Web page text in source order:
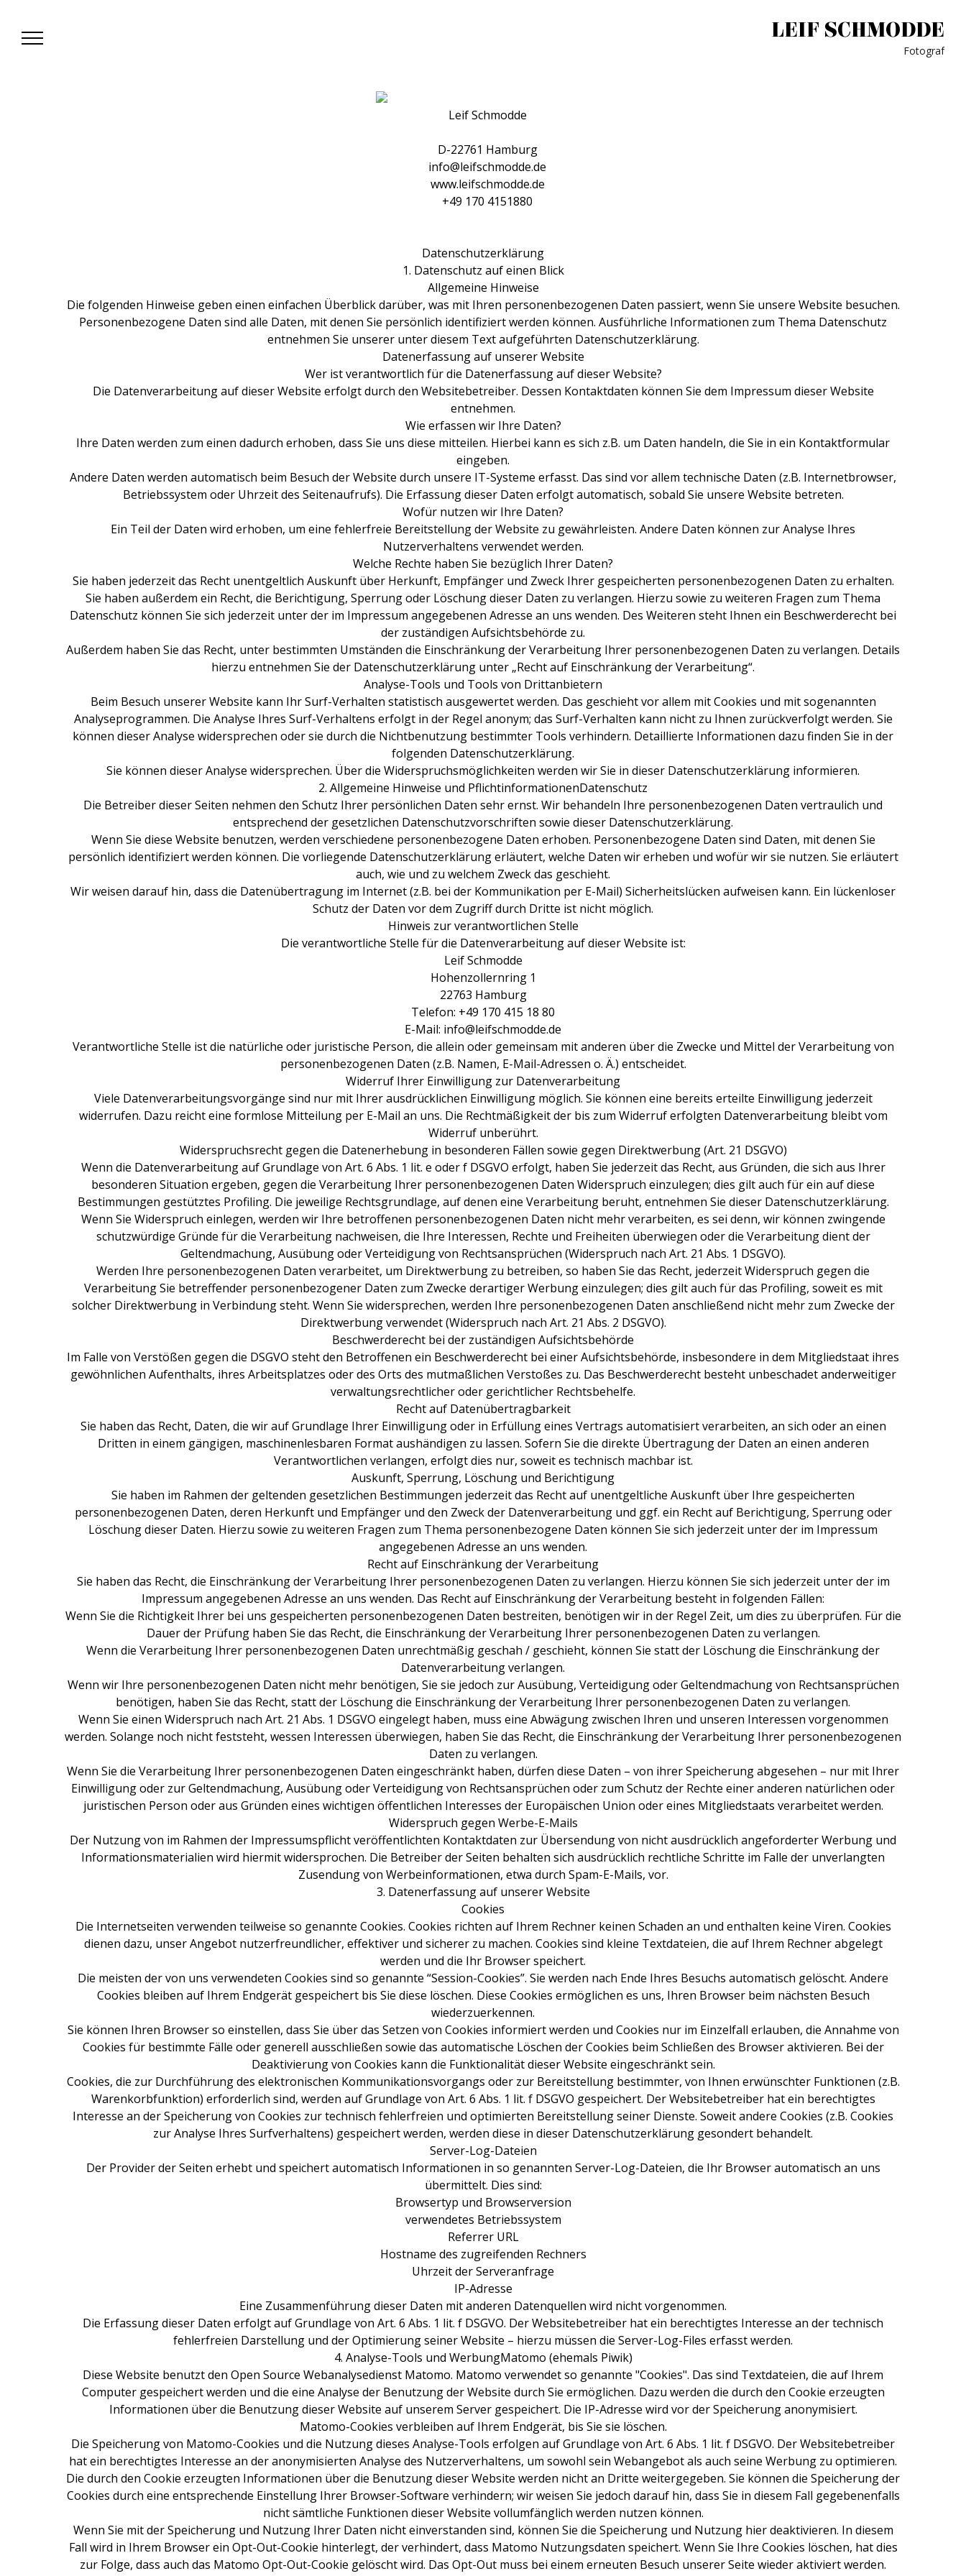
LEIF SCHMODDE
Fotograf
Leif Schmodde
D-22761 Hamburg
info@leifschmodde.de
www.leifschmodde.de
+49 170 4151880
Datenschutzerklärung
1. Datenschutz auf einen Blick
Allgemeine Hinweise
Die folgenden Hinweise geben einen einfachen Überblick darüber, was mit Ihren personenbezogenen Daten passiert, wenn Sie unsere Website besuchen.
Personenbezogene Daten sind alle Daten, mit denen Sie persönlich identifiziert werden können. Ausführliche Informationen zum Thema Datenschutz
entnehmen Sie unserer unter diesem Text aufgeführten Datenschutzerklärung.
Datenerfassung auf unserer Website
Wer ist verantwortlich für die Datenerfassung auf dieser Website?
Die Datenverarbeitung auf dieser Website erfolgt durch den Websitebetreiber. Dessen Kontaktdaten können Sie dem Impressum dieser Website
entnehmen.
Wie erfassen wir Ihre Daten?
Ihre Daten werden zum einen dadurch erhoben, dass Sie uns diese mitteilen. Hierbei kann es sich z.B. um Daten handeln, die Sie in ein Kontaktformular
eingeben.
Andere Daten werden automatisch beim Besuch der Website durch unsere IT-Systeme erfasst. Das sind vor allem technische Daten (z.B. Internetbrowser,
Betriebssystem oder Uhrzeit des Seitenaufrufs). Die Erfassung dieser Daten erfolgt automatisch, sobald Sie unsere Website betreten.
Wofür nutzen wir Ihre Daten?
Ein Teil der Daten wird erhoben, um eine fehlerfreie Bereitstellung der Website zu gewährleisten. Andere Daten können zur Analyse Ihres
Nutzerverhaltens verwendet werden.
Welche Rechte haben Sie bezüglich Ihrer Daten?
Sie haben jederzeit das Recht unentgeltlich Auskunft über Herkunft, Empfänger und Zweck Ihrer gespeicherten personenbezogenen Daten zu erhalten.
Sie haben außerdem ein Recht, die Berichtigung, Sperrung oder Löschung dieser Daten zu verlangen. Hierzu sowie zu weiteren Fragen zum Thema
Datenschutz können Sie sich jederzeit unter der im Impressum angegebenen Adresse an uns wenden. Des Weiteren steht Ihnen ein Beschwerderecht bei
der zuständigen Aufsichtsbehörde zu.
Außerdem haben Sie das Recht, unter bestimmten Umständen die Einschränkung der Verarbeitung Ihrer personenbezogenen Daten zu verlangen. Details
hierzu entnehmen Sie der Datenschutzerklärung unter „Recht auf Einschränkung der Verarbeitung“.
Analyse-Tools und Tools von Drittanbietern
Beim Besuch unserer Website kann Ihr Surf-Verhalten statistisch ausgewertet werden. Das geschieht vor allem mit Cookies und mit sogenannten
Analyseprogrammen. Die Analyse Ihres Surf-Verhaltens erfolgt in der Regel anonym; das Surf-Verhalten kann nicht zu Ihnen zurückverfolgt werden. Sie
können dieser Analyse widersprechen oder sie durch die Nichtbenutzung bestimmter Tools verhindern. Detaillierte Informationen dazu finden Sie in der
folgenden Datenschutzerklärung.
Sie können dieser Analyse widersprechen. Über die Widerspruchsmöglichkeiten werden wir Sie in dieser Datenschutzerklärung informieren.
2. Allgemeine Hinweise und PflichtinformationenDatenschutz
Die Betreiber dieser Seiten nehmen den Schutz Ihrer persönlichen Daten sehr ernst. Wir behandeln Ihre personenbezogenen Daten vertraulich und
entsprechend der gesetzlichen Datenschutzvorschriften sowie dieser Datenschutzerklärung.
Wenn Sie diese Website benutzen, werden verschiedene personenbezogene Daten erhoben. Personenbezogene Daten sind Daten, mit denen Sie
persönlich identifiziert werden können. Die vorliegende Datenschutzerklärung erläutert, welche Daten wir erheben und wofür wir sie nutzen. Sie erläutert
auch, wie und zu welchem Zweck das geschieht.
Wir weisen darauf hin, dass die Datenübertragung im Internet (z.B. bei der Kommunikation per E-Mail) Sicherheitslücken aufweisen kann. Ein lückenloser
Schutz der Daten vor dem Zugriff durch Dritte ist nicht möglich.
Hinweis zur verantwortlichen Stelle
Die verantwortliche Stelle für die Datenverarbeitung auf dieser Website ist:
Leif Schmodde
Hohenzollernring 1
22763 Hamburg
Telefon: +49 170 415 18 80
E-Mail: info@leifschmodde.de
Verantwortliche Stelle ist die natürliche oder juristische Person, die allein oder gemeinsam mit anderen über die Zwecke und Mittel der Verarbeitung von
personenbezogenen Daten (z.B. Namen, E-Mail-Adressen o. Ä.) entscheidet.
Widerruf Ihrer Einwilligung zur Datenverarbeitung
Viele Datenverarbeitungsvorgänge sind nur mit Ihrer ausdrücklichen Einwilligung möglich. Sie können eine bereits erteilte Einwilligung jederzeit
widerrufen. Dazu reicht eine formlose Mitteilung per E-Mail an uns. Die Rechtmäßigkeit der bis zum Widerruf erfolgten Datenverarbeitung bleibt vom
Widerruf unberührt.
Widerspruchsrecht gegen die Datenerhebung in besonderen Fällen sowie gegen Direktwerbung (Art. 21 DSGVO)
Wenn die Datenverarbeitung auf Grundlage von Art. 6 Abs. 1 lit. e oder f DSGVO erfolgt, haben Sie jederzeit das Recht, aus Gründen, die sich aus Ihrer
besonderen Situation ergeben, gegen die Verarbeitung Ihrer personenbezogenen Daten Widerspruch einzulegen; dies gilt auch für ein auf diese
Bestimmungen gestütztes Profiling. Die jeweilige Rechtsgrundlage, auf denen eine Verarbeitung beruht, entnehmen Sie dieser Datenschutzerklärung.
Wenn Sie Widerspruch einlegen, werden wir Ihre betroffenen personenbezogenen Daten nicht mehr verarbeiten, es sei denn, wir können zwingende
schutzwürdige Gründe für die Verarbeitung nachweisen, die Ihre Interessen, Rechte und Freiheiten überwiegen oder die Verarbeitung dient der
Geltendmachung, Ausübung oder Verteidigung von Rechtsansprüchen (Widerspruch nach Art. 21 Abs. 1 DSGVO).
Werden Ihre personenbezogenen Daten verarbeitet, um Direktwerbung zu betreiben, so haben Sie das Recht, jederzeit Widerspruch gegen die
Verarbeitung Sie betreffender personenbezogener Daten zum Zwecke derartiger Werbung einzulegen; dies gilt auch für das Profiling, soweit es mit
solcher Direktwerbung in Verbindung steht. Wenn Sie widersprechen, werden Ihre personenbezogenen Daten anschließend nicht mehr zum Zwecke der
Direktwerbung verwendet (Widerspruch nach Art. 21 Abs. 2 DSGVO).
Beschwerderecht bei der zuständigen Aufsichtsbehörde
Im Falle von Verstößen gegen die DSGVO steht den Betroffenen ein Beschwerderecht bei einer Aufsichtsbehörde, insbesondere in dem Mitgliedstaat ihres
gewöhnlichen Aufenthalts, ihres Arbeitsplatzes oder des Orts des mutmaßlichen Verstoßes zu. Das Beschwerderecht besteht unbeschadet anderweitiger
verwaltungsrechtlicher oder gerichtlicher Rechtsbehelfe.
Recht auf Datenübertragbarkeit
Sie haben das Recht, Daten, die wir auf Grundlage Ihrer Einwilligung oder in Erfüllung eines Vertrags automatisiert verarbeiten, an sich oder an einen
Dritten in einem gängigen, maschinenlesbaren Format aushändigen zu lassen. Sofern Sie die direkte Übertragung der Daten an einen anderen
Verantwortlichen verlangen, erfolgt dies nur, soweit es technisch machbar ist.
Auskunft, Sperrung, Löschung und Berichtigung
Sie haben im Rahmen der geltenden gesetzlichen Bestimmungen jederzeit das Recht auf unentgeltliche Auskunft über Ihre gespeicherten
personenbezogenen Daten, deren Herkunft und Empfänger und den Zweck der Datenverarbeitung und ggf. ein Recht auf Berichtigung, Sperrung oder
Löschung dieser Daten. Hierzu sowie zu weiteren Fragen zum Thema personenbezogene Daten können Sie sich jederzeit unter der im Impressum
angegebenen Adresse an uns wenden.
Recht auf Einschränkung der Verarbeitung
Sie haben das Recht, die Einschränkung der Verarbeitung Ihrer personenbezogenen Daten zu verlangen. Hierzu können Sie sich jederzeit unter der im
Impressum angegebenen Adresse an uns wenden. Das Recht auf Einschränkung der Verarbeitung besteht in folgenden Fällen:
Wenn Sie die Richtigkeit Ihrer bei uns gespeicherten personenbezogenen Daten bestreiten, benötigen wir in der Regel Zeit, um dies zu überprüfen. Für die
Dauer der Prüfung haben Sie das Recht, die Einschränkung der Verarbeitung Ihrer personenbezogenen Daten zu verlangen.
Wenn die Verarbeitung Ihrer personenbezogenen Daten unrechtmäßig geschah / geschieht, können Sie statt der Löschung die Einschränkung der
Datenverarbeitung verlangen.
Wenn wir Ihre personenbezogenen Daten nicht mehr benötigen, Sie sie jedoch zur Ausübung, Verteidigung oder Geltendmachung von Rechtsansprüchen
benötigen, haben Sie das Recht, statt der Löschung die Einschränkung der Verarbeitung Ihrer personenbezogenen Daten zu verlangen.
Wenn Sie einen Widerspruch nach Art. 21 Abs. 1 DSGVO eingelegt haben, muss eine Abwägung zwischen Ihren und unseren Interessen vorgenommen
werden. Solange noch nicht feststeht, wessen Interessen überwiegen, haben Sie das Recht, die Einschränkung der Verarbeitung Ihrer personenbezogenen
Daten zu verlangen.
Wenn Sie die Verarbeitung Ihrer personenbezogenen Daten eingeschränkt haben, dürfen diese Daten – von ihrer Speicherung abgesehen – nur mit Ihrer
Einwilligung oder zur Geltendmachung, Ausübung oder Verteidigung von Rechtsansprüchen oder zum Schutz der Rechte einer anderen natürlichen oder
juristischen Person oder aus Gründen eines wichtigen öffentlichen Interesses der Europäischen Union oder eines Mitgliedstaats verarbeitet werden.
Widerspruch gegen Werbe-E-Mails
Der Nutzung von im Rahmen der Impressumspflicht veröffentlichten Kontaktdaten zur Übersendung von nicht ausdrücklich angeforderter Werbung und
Informationsmaterialien wird hiermit widersprochen. Die Betreiber der Seiten behalten sich ausdrücklich rechtliche Schritte im Falle der unverlangten
Zusendung von Werbeinformationen, etwa durch Spam-E-Mails, vor.
3. Datenerfassung auf unserer Website
Cookies
Die Internetseiten verwenden teilweise so genannte Cookies. Cookies richten auf Ihrem Rechner keinen Schaden an und enthalten keine Viren. Cookies
dienen dazu, unser Angebot nutzerfreundlicher, effektiver und sicherer zu machen. Cookies sind kleine Textdateien, die auf Ihrem Rechner abgelegt
werden und die Ihr Browser speichert.
Die meisten der von uns verwendeten Cookies sind so genannte “Session-Cookies”. Sie werden nach Ende Ihres Besuchs automatisch gelöscht. Andere
Cookies bleiben auf Ihrem Endgerät gespeichert bis Sie diese löschen. Diese Cookies ermöglichen es uns, Ihren Browser beim nächsten Besuch
wiederzuerkennen.
Sie können Ihren Browser so einstellen, dass Sie über das Setzen von Cookies informiert werden und Cookies nur im Einzelfall erlauben, die Annahme von
Cookies für bestimmte Fälle oder generell ausschließen sowie das automatische Löschen der Cookies beim Schließen des Browser aktivieren. Bei der
Deaktivierung von Cookies kann die Funktionalität dieser Website eingeschränkt sein.
Cookies, die zur Durchführung des elektronischen Kommunikationsvorgangs oder zur Bereitstellung bestimmter, von Ihnen erwünschter Funktionen (z.B.
Warenkorbfunktion) erforderlich sind, werden auf Grundlage von Art. 6 Abs. 1 lit. f DSGVO gespeichert. Der Websitebetreiber hat ein berechtigtes
Interesse an der Speicherung von Cookies zur technisch fehlerfreien und optimierten Bereitstellung seiner Dienste. Soweit andere Cookies (z.B. Cookies
zur Analyse Ihres Surfverhaltens) gespeichert werden, werden diese in dieser Datenschutzerklärung gesondert behandelt.
Server-Log-Dateien
Der Provider der Seiten erhebt und speichert automatisch Informationen in so genannten Server-Log-Dateien, die Ihr Browser automatisch an uns
übermittelt. Dies sind:
Browsertyp und Browserversion
verwendetes Betriebssystem
Referrer URL
Hostname des zugreifenden Rechners
Uhrzeit der Serveranfrage
IP-Adresse
Eine Zusammenführung dieser Daten mit anderen Datenquellen wird nicht vorgenommen.
Die Erfassung dieser Daten erfolgt auf Grundlage von Art. 6 Abs. 1 lit. f DSGVO. Der Websitebetreiber hat ein berechtigtes Interesse an der technisch
fehlerfreien Darstellung und der Optimierung seiner Website – hierzu müssen die Server-Log-Files erfasst werden.
4. Analyse-Tools und WerbungMatomo (ehemals Piwik)
Diese Website benutzt den Open Source Webanalysedienst Matomo. Matomo verwendet so genannte "Cookies". Das sind Textdateien, die auf Ihrem
Computer gespeichert werden und die eine Analyse der Benutzung der Website durch Sie ermöglichen. Dazu werden die durch den Cookie erzeugten
Informationen über die Benutzung dieser Website auf unserem Server gespeichert. Die IP-Adresse wird vor der Speicherung anonymisiert.
Matomo-Cookies verbleiben auf Ihrem Endgerät, bis Sie sie löschen.
Die Speicherung von Matomo-Cookies und die Nutzung dieses Analyse-Tools erfolgen auf Grundlage von Art. 6 Abs. 1 lit. f DSGVO. Der Websitebetreiber
hat ein berechtigtes Interesse an der anonymisierten Analyse des Nutzerverhaltens, um sowohl sein Webangebot als auch seine Werbung zu optimieren.
Die durch den Cookie erzeugten Informationen über die Benutzung dieser Website werden nicht an Dritte weitergegeben. Sie können die Speicherung der
Cookies durch eine entsprechende Einstellung Ihrer Browser-Software verhindern; wir weisen Sie jedoch darauf hin, dass Sie in diesem Fall gegebenenfalls
nicht sämtliche Funktionen dieser Website vollumfänglich werden nutzen können.
Wenn Sie mit der Speicherung und Nutzung Ihrer Daten nicht einverstanden sind, können Sie die Speicherung und Nutzung hier deaktivieren. In diesem
Fall wird in Ihrem Browser ein Opt-Out-Cookie hinterlegt, der verhindert, dass Matomo Nutzungsdaten speichert. Wenn Sie Ihre Cookies löschen, hat dies
zur Folge, dass auch das Matomo Opt-Out-Cookie gelöscht wird. Das Opt-Out muss bei einem erneuten Besuch unserer Seite wieder aktiviert werden.